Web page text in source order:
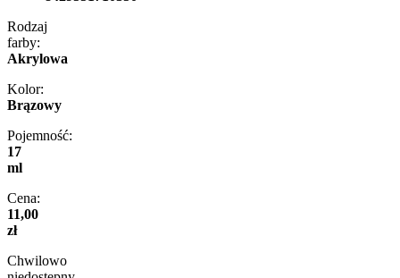
Rodzaj
farby:
Akrylowa
Kolor:
Brązowy
Pojemność:
17
ml
Cena:
11,00
zł
Chwilowo